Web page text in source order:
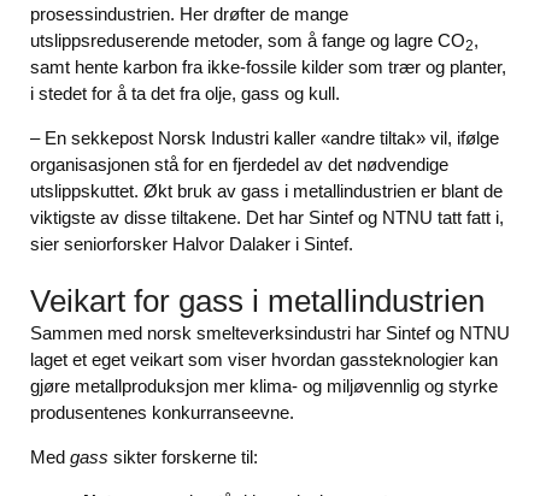
prosessindustrien. Her drøfter de mange
utslippsreduserende metoder, som å fange og lagre CO2,
samt hente karbon fra ikke-fossile kilder som trær og planter,
i stedet for å ta det fra olje, gass og kull.
– En sekkepost Norsk Industri kaller «andre tiltak» vil, ifølge
organisasjonen stå for en fjerdedel av det nødvendige
utslippskuttet. Økt bruk av gass i metallindustrien er blant de
viktigste av disse tiltakene. Det har Sintef og NTNU tatt fatt i,
sier seniorforsker Halvor Dalaker i Sintef.
Veikart for gass i metallindustrien
Sammen med norsk smelteverksindustri har Sintef og NTNU
laget et eget veikart som viser hvordan gassteknologier kan
gjøre metallproduksjon mer klima- og miljøvennlig og styrke
produsentenes konkurranseevne.
Med gass sikter forskerne til: